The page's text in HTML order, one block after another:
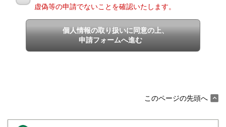
虚偽等の申請でないことを確認いたします。
個人情報の取り扱いに同意の上、
申請フォームへ進む
このページの先頭へ